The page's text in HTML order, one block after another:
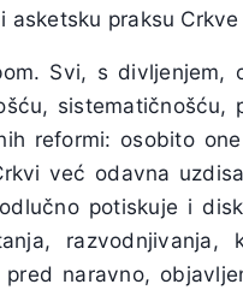
praksu
Svi, s divljenjem,
sistematičnošću,
reformi: osobito
već odavna
potiskuje i
razvodnjivanja,
naravno,